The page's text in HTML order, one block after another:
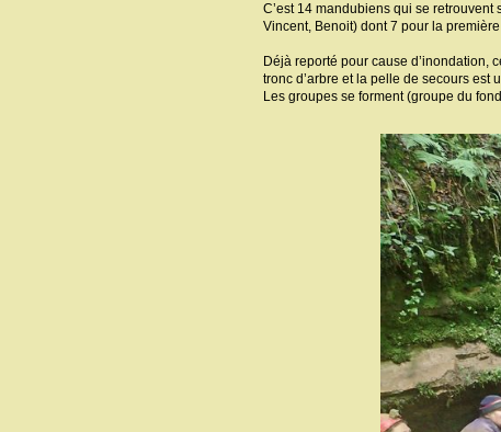
C’est 14 mandubiens qui se
Vincent, Benoit) dont 7 pour la
Déjà reporté pour cause d’inondation,
tronc d’arbre et la pelle de secours est
Les groupes se forment (groupe du